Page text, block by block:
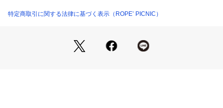
・たっぷりとしたギャザーが生み出す、旬のボリュームスリー
・昨年モデルからポケットを縫い止め、安定感を高めた改良設
特定商取引に関する法律に基づく表示（ROPE’ PICNIC）